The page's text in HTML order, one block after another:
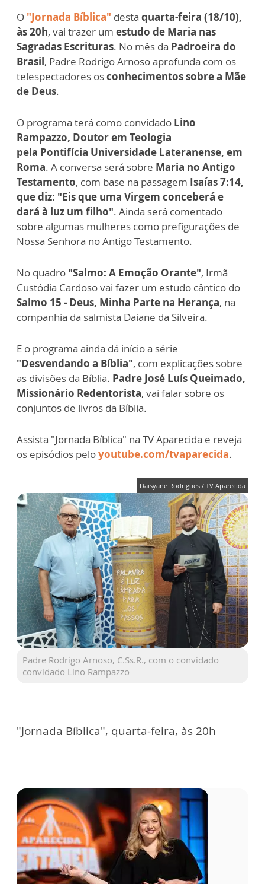
O "Jornada Bíblica" desta quarta-feira (18/10),
às 20h, vai trazer um estudo de Maria nas
Sagradas Escrituras. No mês da Padroeira do
Brasil, Padre Rodrigo Arnoso aprofunda com os
telespectadores osconhecimentos sobre a Mãe
de Deus.
O programa terá como convidado Lino
Rampazzo, Doutor em Teologia
pela Pontifícia Universidade Lateranense, em
Roma. A conversa será sobre Maria no Antigo
Testamento, com base na passagem Isaías 7:14,
que diz: "Eis que uma Virgem conceberá e
dará à luz um filho". Ainda será comentado
sobre algumas mulheres como prefigurações de
Nossa Senhora no Antigo Testamento.
No quadro "Salmo: A Emoção Orante", Irmã
Custódia Cardoso vai fazer um estudo cântico do
Salmo 15 - Deus, Minha Parte na Herança, na
companhia da salmista Daiane da Silveira.
E o programa ainda dá início a série
"Desvendando a Bíblia", com explicações sobre
as divisões da Bíblia. Padre José Luís Queimado,
Missionário Redentorista, vai falar sobre os
conjuntos de livros da Bíblia.
Assista "Jornada Bíblica" na TV Aparecida e reveja
os episódios peloyoutube.com/tvaparecida.
Daisyane Rodrigues / TV Aparecida
Padre Rodrigo Arnoso, C.Ss.R., com o convidado
convidado Lino Rampazzo
"Jornada Bíblica", quarta-feira, às 20h